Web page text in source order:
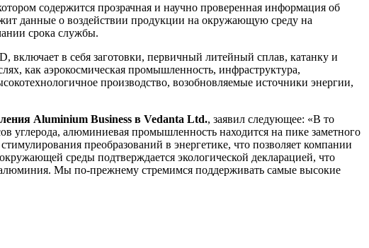
содержится прозрачная и научно проверенная информация об
данные о воздействии продукции на окружающую среду на
срока службы.
в себя заготовки, первичный литейный сплав, катанку и
как аэрокосмическая промышленность, инфраструктура,
производство, возобновляемые источники энергии,
Aluminium Business в Vedanta Ltd., заявил следующее: «В то
углерода, алюминиевая промышленность находится на пике заметного
преобразований в энергетике, что позволяет компании
среды подтверждается экологической декларацией, что
Мы по-прежнему стремимся поддерживать самые высокие